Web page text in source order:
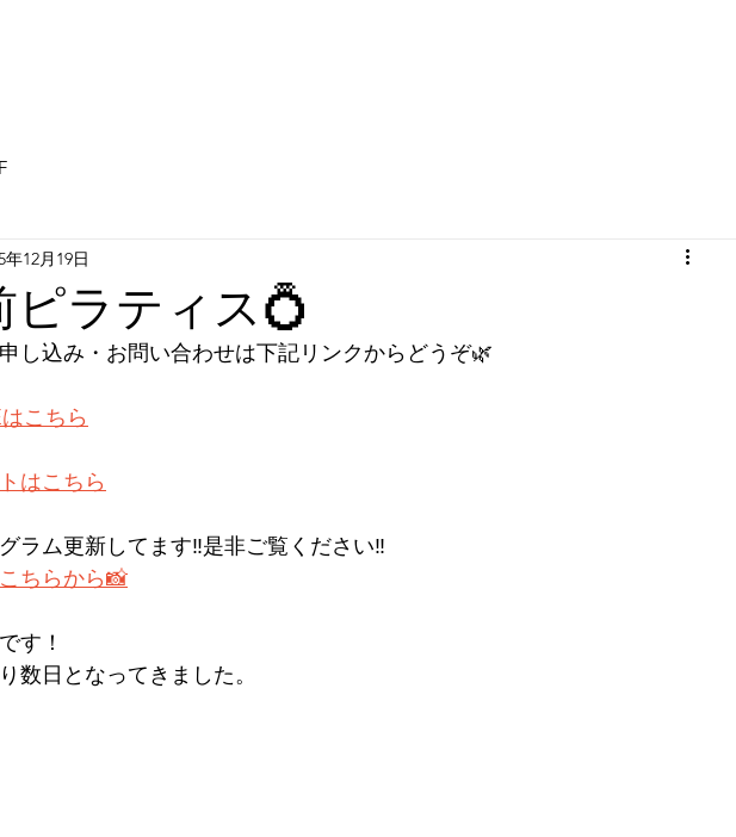
ピラティス💍
年12月19日
し込み・お問い合わせは下記リンクからどうぞ🌿
こちら
はこちら
ラム更新してます‼︎是非ご覧ください‼︎
ちらから📸
す！
数日となってきました。